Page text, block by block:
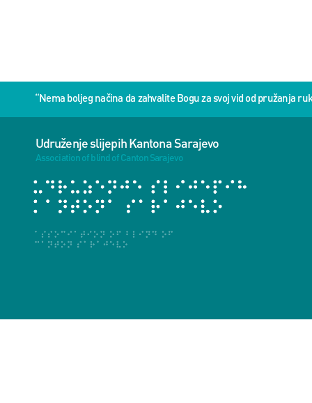
“Nema boljeg načina da zahvalite Bogu za svoj vid od pružanja
Udruženje slijepih Kantona Sarajevo
Association of blind of Canton Sarajevo